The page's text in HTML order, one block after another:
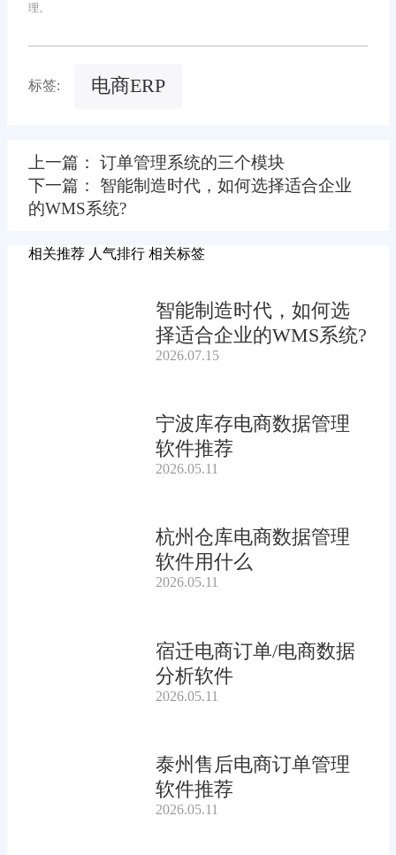
理。
标签: 电商ERP
上一篇： 订单管理系统的三个模块
下一篇： 智能制造时代，如何选择适合企业
的WMS系统?
相关推荐 人气排行 相关标签
智能制造时代，如何选
择适合企业的WMS系统?
2026.07.15
宁波库存电商数据管理
软件推荐
2026.05.11
杭州仓库电商数据管理
软件用什么
2026.05.11
宿迁电商订单/电商数据
分析软件
2026.05.11
泰州售后电商订单管理
软件推荐
2026.05.11